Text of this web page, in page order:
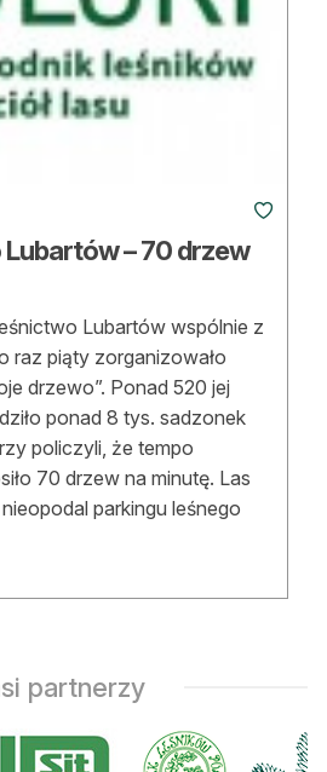
– 70 drzew
Lubartów wspólnie z
raz piąty zorganizowało
drzewo”. Ponad 520 jej
ponad 8 tys. sadzonek
policzyli, że tempo
70 drzew na minutę. Las
parkingu leśnego
partnerzy